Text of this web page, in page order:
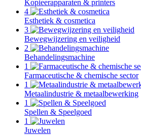
Kopieerapparaten & printers
4
Esthetiek & cosmetica
3
Bewegwijzering en veiligheid
2
Behandelingsmachine
1
Farmaceutische & chemische sector
1
Metaalindustrie & metaalbewerking
1
Spellen & Speelgoed
1
Juwelen